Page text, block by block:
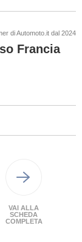
di Automoto.it dal 2024
Francia
VAI ALLA
SCHEDA
COMPLETA